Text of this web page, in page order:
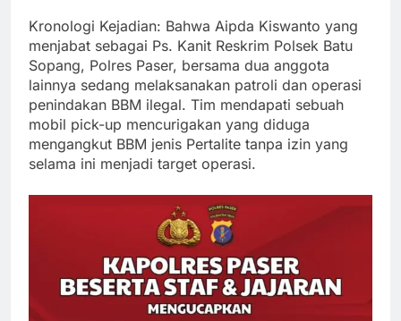
Kronologi Kejadian: Bahwa Aipda Kiswanto yang
menjabat sebagai Ps. Kanit Reskrim Polsek Batu
Sopang, Polres Paser, bersama dua anggota
lainnya sedang melaksanakan patroli dan operasi
penindakan BBM ilegal. Tim mendapati sebuah
mobil pick-up mencurigakan yang diduga
mengangkut BBM jenis Pertalite tanpa izin yang
selama ini menjadi target operasi.